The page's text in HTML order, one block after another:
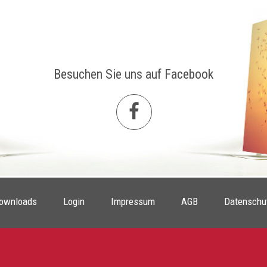
Besuchen Sie uns auf Facebook
Login Impressum AGB